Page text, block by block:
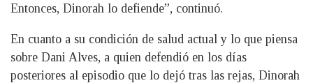
Entonces, Dinorah lo defiende”, continuó.
En cuanto a su condición de salud actual y lo que piensa
sobre Dani Alves, a quien defendió en los días
posteriores al episodio que lo dejó tras las rejas, Dinorah